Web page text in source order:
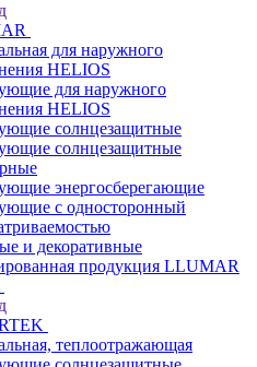
для наружного
HELIOS
для наружного
HELIOS
солнцезащитные
солнцезащитные
энергосберегающие
с односторонный
и декоративные
продукция LLUMAR
теплоотражающая